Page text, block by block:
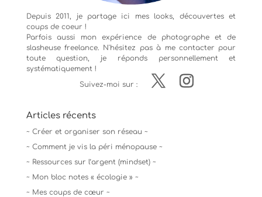
Depuis 2011, je partage ici mes looks, découvertes et
coups de coeur !
Parfois aussi mon expérience de photographeet de
slasheuse freelance. N'hésitez pas à me contacter pour
toute question, je réponds personnellement et
systématiquement !
Suivez-moi sur :
Articles récents
~ Créer et organiser son réseau ~
~ Comment je vis la péri ménopause ~
~ Ressources sur l’argent (mindset) ~
~ Mon bloc notes « écologie » ~
~ Mes coups de cœur ~